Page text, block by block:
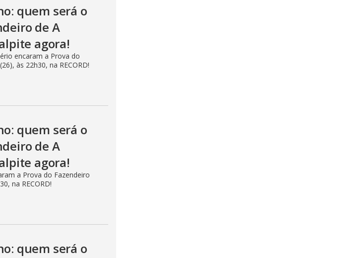
quem será o
de A
agora!
encaram a Prova do
às 22h30, na RECORD!
quem será o
de A
agora!
a Prova do Fazendeiro
na RECORD!
quem será o